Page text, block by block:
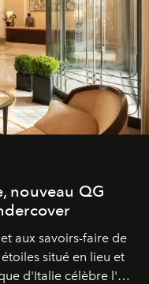
nouveau QG
aux savoirs-faire de
situé en lieu et
d'Italie célèbre l'art